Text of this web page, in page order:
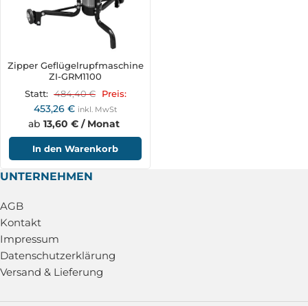
Zipper Geflügelrupfmaschine
ZI-GRM1100
Statt: 484,40€ Preis:
453,26 € inkl. MwSt
ab 13,60 € / Monat
In den Warenkorb
UNTERNEHMEN
AGB
Kontakt
Impressum
Datenschutzerklärung
Versand & Lieferung